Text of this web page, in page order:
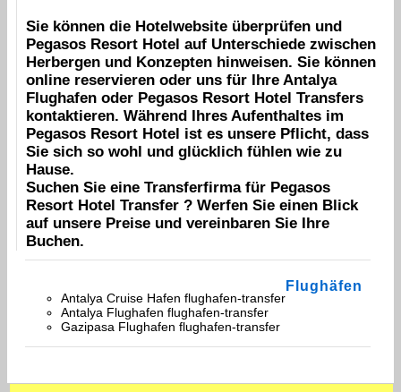
Sie können die Hotelwebsite überprüfen und
Pegasos Resort Hotel auf Unterschiede zwischen
Herbergen und Konzepten hinweisen. Sie können
online reservieren oder uns für Ihre Antalya
Flughafen oder Pegasos Resort Hotel Transfers
kontaktieren. Während Ihres Aufenthaltes im
Pegasos Resort Hotel ist es unsere Pflicht, dass
Sie sich so wohl und glücklich fühlen wie zu
Hause.
Suchen Sie eine Transferfirma für Pegasos
Resort Hotel Transfer ? Werfen Sie einen Blick
auf unsere Preise und vereinbaren Sie Ihre
Buchen.
Flughäfen
Antalya Cruise Hafen flughafen-transfer
Antalya Flughafen flughafen-transfer
Gazipasa Flughafen flughafen-transfer